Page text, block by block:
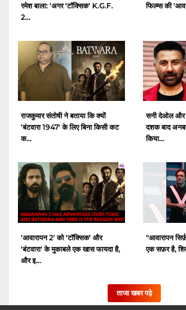
रमेश बाला: 'अगर 'टॉक्सिक' K.G.F.
2...
फिल्म्स की
राजकुमार संतोषी ने बताया कि क्यों
'बंटवारा 1947' के लिए बिना किसी कट
क...
सनी देओल और
दशक बाद
किया...
'आवारापन 2' को 'टॉक्सिक' और
'बंटवारा' के मुकाबले एक खास फायदा है,
और इ...
"आवारापन
एक सफ़र है,
ताजा खबर पढ़े